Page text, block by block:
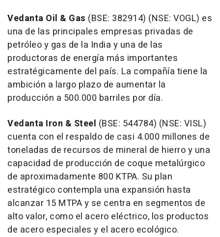
Vedanta Oil & Gas (BSE: 382914) (NSE: VOGL) es
una de las principales empresas privadas de
petróleo y gas de la India y una de las
productoras de energía más importantes
estratégicamente del país. La compañía tiene la
ambición a largo plazo de aumentar la
producción a 500.000 barriles por día.
Vedanta Iron & Steel (BSE: 544784) (NSE: VISL)
cuenta con el respaldo de casi 4.000 millones de
toneladas de recursos de mineral de hierro y una
capacidad de producción de coque metalúrgico
de aproximadamente 800 KTPA. Su plan
estratégico contempla una expansión hasta
alcanzar 15 MTPA y se centra en segmentos de
alto valor, como el acero eléctrico, los productos
de acero especiales y el acero ecológico.